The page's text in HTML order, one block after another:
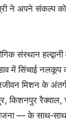
ने अपने संकल्प को
संस्थान
में सिंचाई नलकूप
मिशन के
किशनपुर
— के